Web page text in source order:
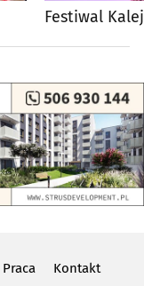
Festiwal
Praca
Kontakt